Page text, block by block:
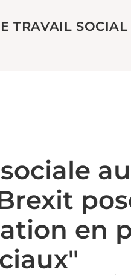
TRAVAIL SOCIAL
en